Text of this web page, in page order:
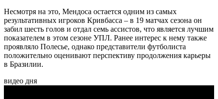
Несмотря на это, Мендоса остается одним из самых
результативных игроков Кривбасса – в 19 матчах сезона он
забил шесть голов и отдал семь ассистов, что является лучшим
показателем в этом сезоне УПЛ. Ранее интерес к нему также
проявляло Полесье, однако представители футболиста
положительно оценивают перспективу продолжения карьеры
в Бразилии.
видео дня